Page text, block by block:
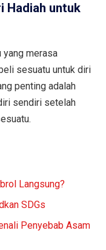
Hadiah untuk
merasa
sesuatu untuk diri
penting adalah
sendiri setelah
Langsung?
SDGs
Penyebab Asam